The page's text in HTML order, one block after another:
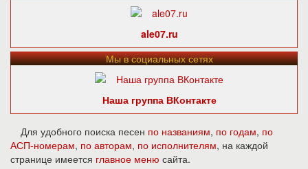
ale07.ru
Мы в социальных сетях
Наша группа ВКонтакте
Для удобного поиска песен по названиям, по годам, по
АСП-номерам, по авторам, по исполнителям, на каждой
странице имеется главное меню сайта.